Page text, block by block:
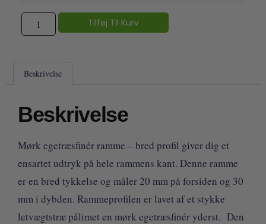
Tilføj Til Kurv
Beskrivelse
Beskrivelse
Mørk egetræsfinér ramme – bred profil giver dig et
ensartet udtryk på hele rammens kant. Denne ramme
er en bred tykkelse og måler 20 mm på forsiden og 30
mm i dybden. Rammeprofilen er lavet af et stykke
letvægtstræ pålimet en mørk egetræsfinér yderst. Den